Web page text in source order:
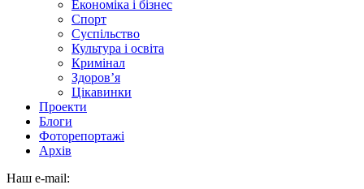
Економіка і бізнес
Спорт
Суспільство
Культура і освіта
Кримінал
Здоров’я
Цікавинки
Проекти
Блоги
Фоторепортажі
Архів
Наш e-mail: